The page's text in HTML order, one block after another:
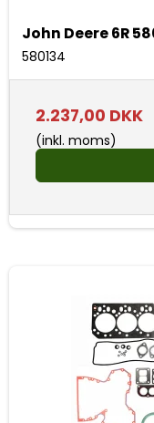
John Deere 6R
580134
2.237,00 DKK
(inkl. moms)